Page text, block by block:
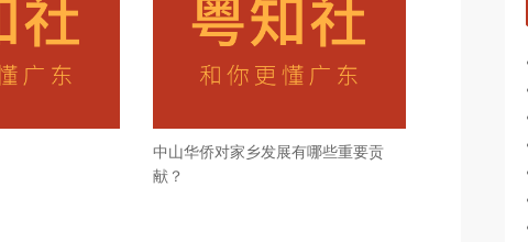
中山华侨对家乡发展有哪些重要贡
献？